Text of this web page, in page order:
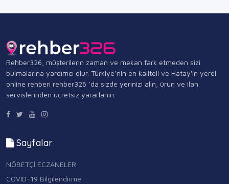
Rehber326, müşterilerin zaman ve mekan fark etmeden sizi
bulmalarına yardımcı olur. Türkiye’nin en kaliteli ve Hatay'ın yerel
online rehberi rehber326 ‘da sizde yerinizi alın, ürün ve ilan
servislerinden ücretsiz yararlanın.
Sayfalar
NÖBETÇİ ECZANELER
COVID-19 Bilgilendirme